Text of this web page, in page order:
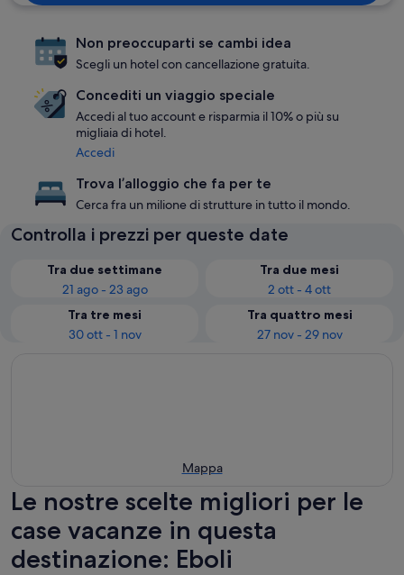
Non preoccuparti se cambi idea
Scegli un hotel con cancellazione gratuita.
Concediti un viaggio speciale
Accedi al tuo account e risparmia il 10% o più su
migliaia di hotel.
Accedi
Trova l’alloggio che fa per te
Cerca fra un milione di strutture in tutto il mondo.
Controlla i prezzi per queste date
Tra due settimane
21 ago - 23 ago
Tra due mesi
2 ott - 4 ott
Tra tre mesi
30 ott - 1 nov
Tra quattro mesi
27 nov - 29 nov
Mappa
Le nostre scelte migliori per le
case vacanze in questa
destinazione: Eboli